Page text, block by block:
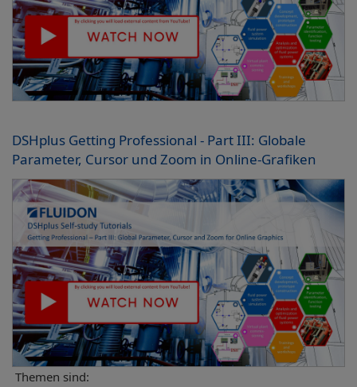
DSHplus Getting Professional - Part III: Globale
Parameter, Cursor und Zoom in Online-Grafiken
Themen sind: